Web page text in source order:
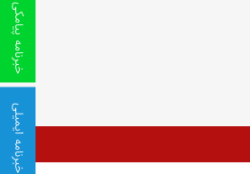
خبرنامه پیامکی
خبرنامه ایمیلی